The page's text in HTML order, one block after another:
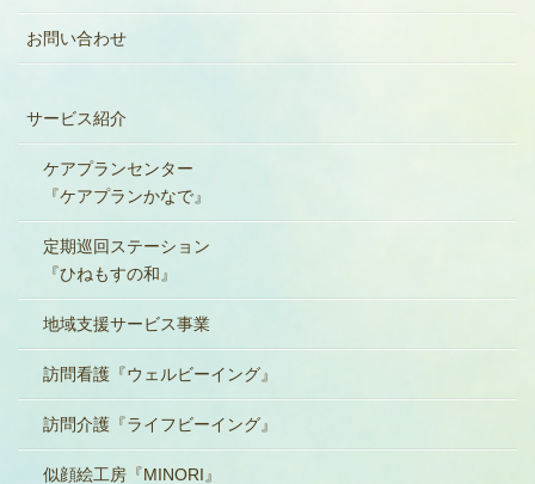
お問い合わせ
サービス紹介
ケアプランセンター
『ケアプランかなで』
定期巡回ステーション
『ひねもすの和』
地域支援サービス事業
訪問看護『ウェルビーイング』
訪問介護『ライフビーイング』
似顔絵工房『MINORI』